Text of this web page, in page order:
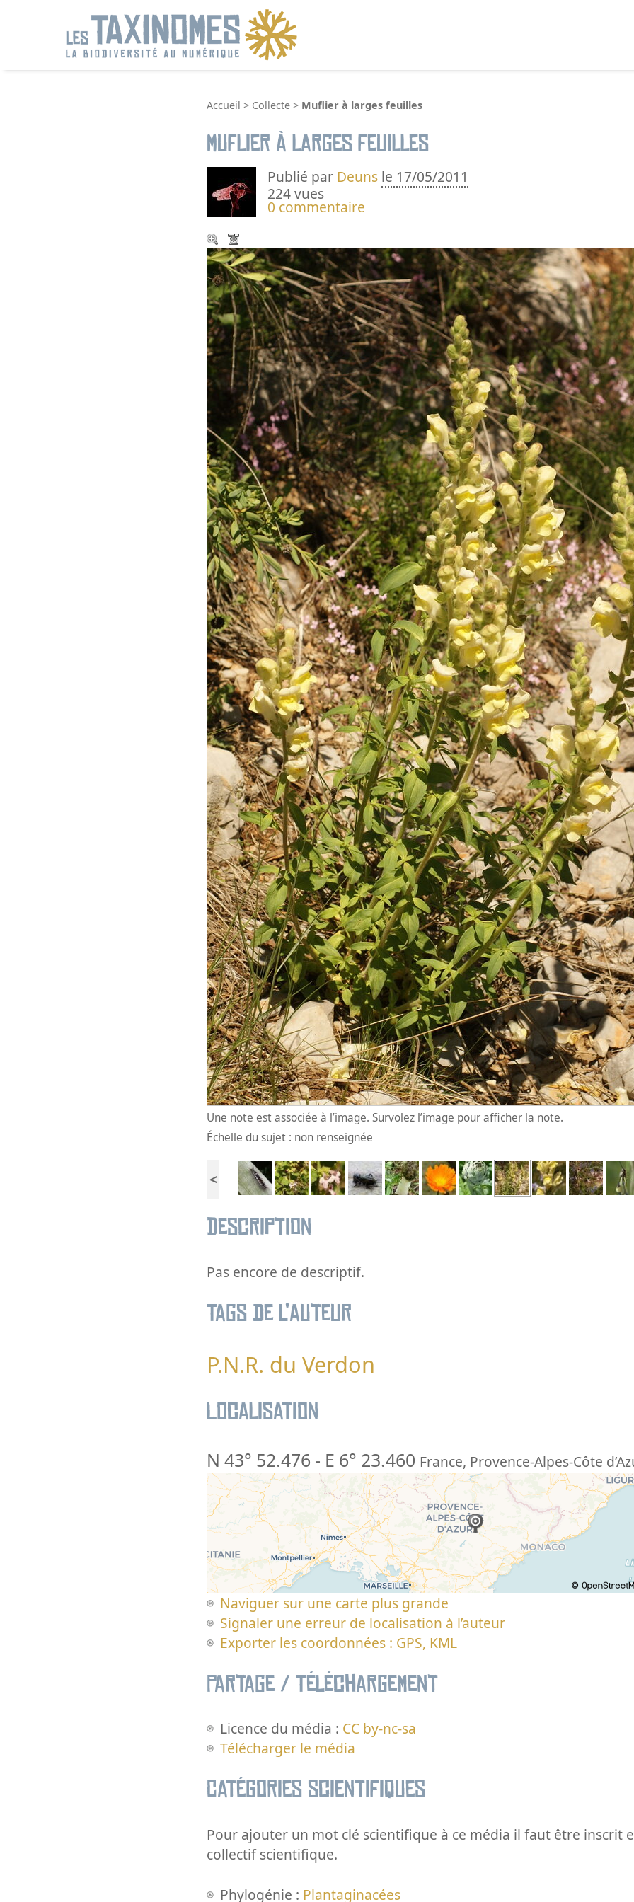
Accueil > Collecte > Muflier à larges feuilles
Muflier à larges feuilles
Publié par Deuns le 17/05/2011
224 vues
0 commentaire
Une note est associée à l’image. Survolez l’image pour afficher la note.
Échelle du sujet : non renseignée
<
Description
Pas encore de descriptif.
Tags de l’auteur
P.N.R. du Verdon
Localisation
N 43° 52.476 - E 6° 23.460 France, Provence-Alpes-Côte
Naviguer sur une carte plus grande
Signaler une erreur de localisation à l’auteur
Exporter les coordonnées : GPS, KML
Partage / Téléchargement
Licence du média : CC by-nc-sa
Télécharger le média
Catégories scientifiques
Pour ajouter un mot clé scientifique à ce média il faut être inscrit
collectif scientifique.
Phylogénie : Plantaginacées